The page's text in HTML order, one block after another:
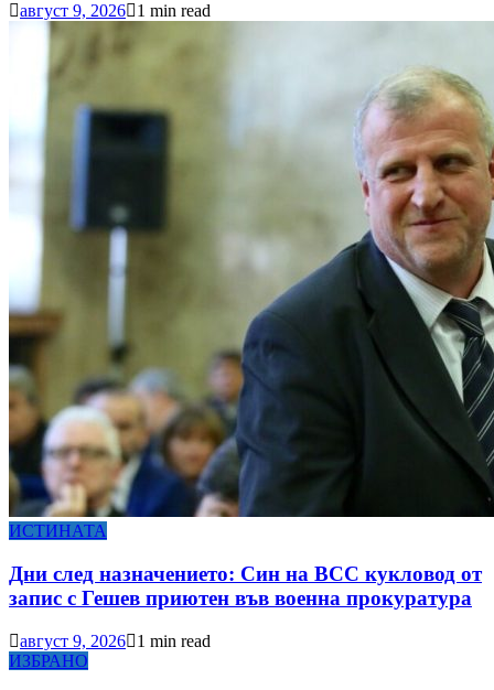
август 9, 2026 1 min read
ИСТИНАТА
Дни след назначението: Син на ВСС кукловод от
запис с Гешев приютен във военна прокуратура
август 9, 2026
1 min read
ИЗБРАНО